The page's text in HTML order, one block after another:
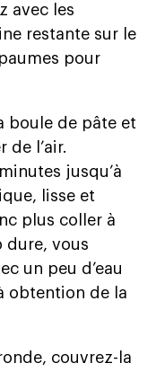
avec les
restante sur le
pour
boule de pâte et
de l’air.
jusqu’à
lisse et
plus coller à
dure, vous
un peu d’eau
obtention de la
couvrez-la